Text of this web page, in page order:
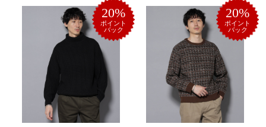
20%
ポイント
バック
20%
ポイント
バック